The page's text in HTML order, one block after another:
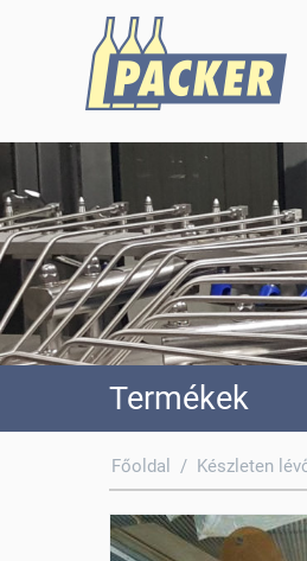
Termékek
Főoldal / Készleten